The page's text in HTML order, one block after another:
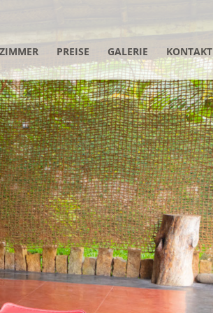
ZIMMER PREISE GALERIE KONTAKT